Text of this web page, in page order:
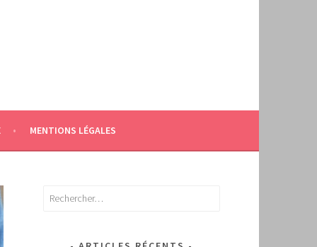
MENTIONS LÉGALES
Rechercher :